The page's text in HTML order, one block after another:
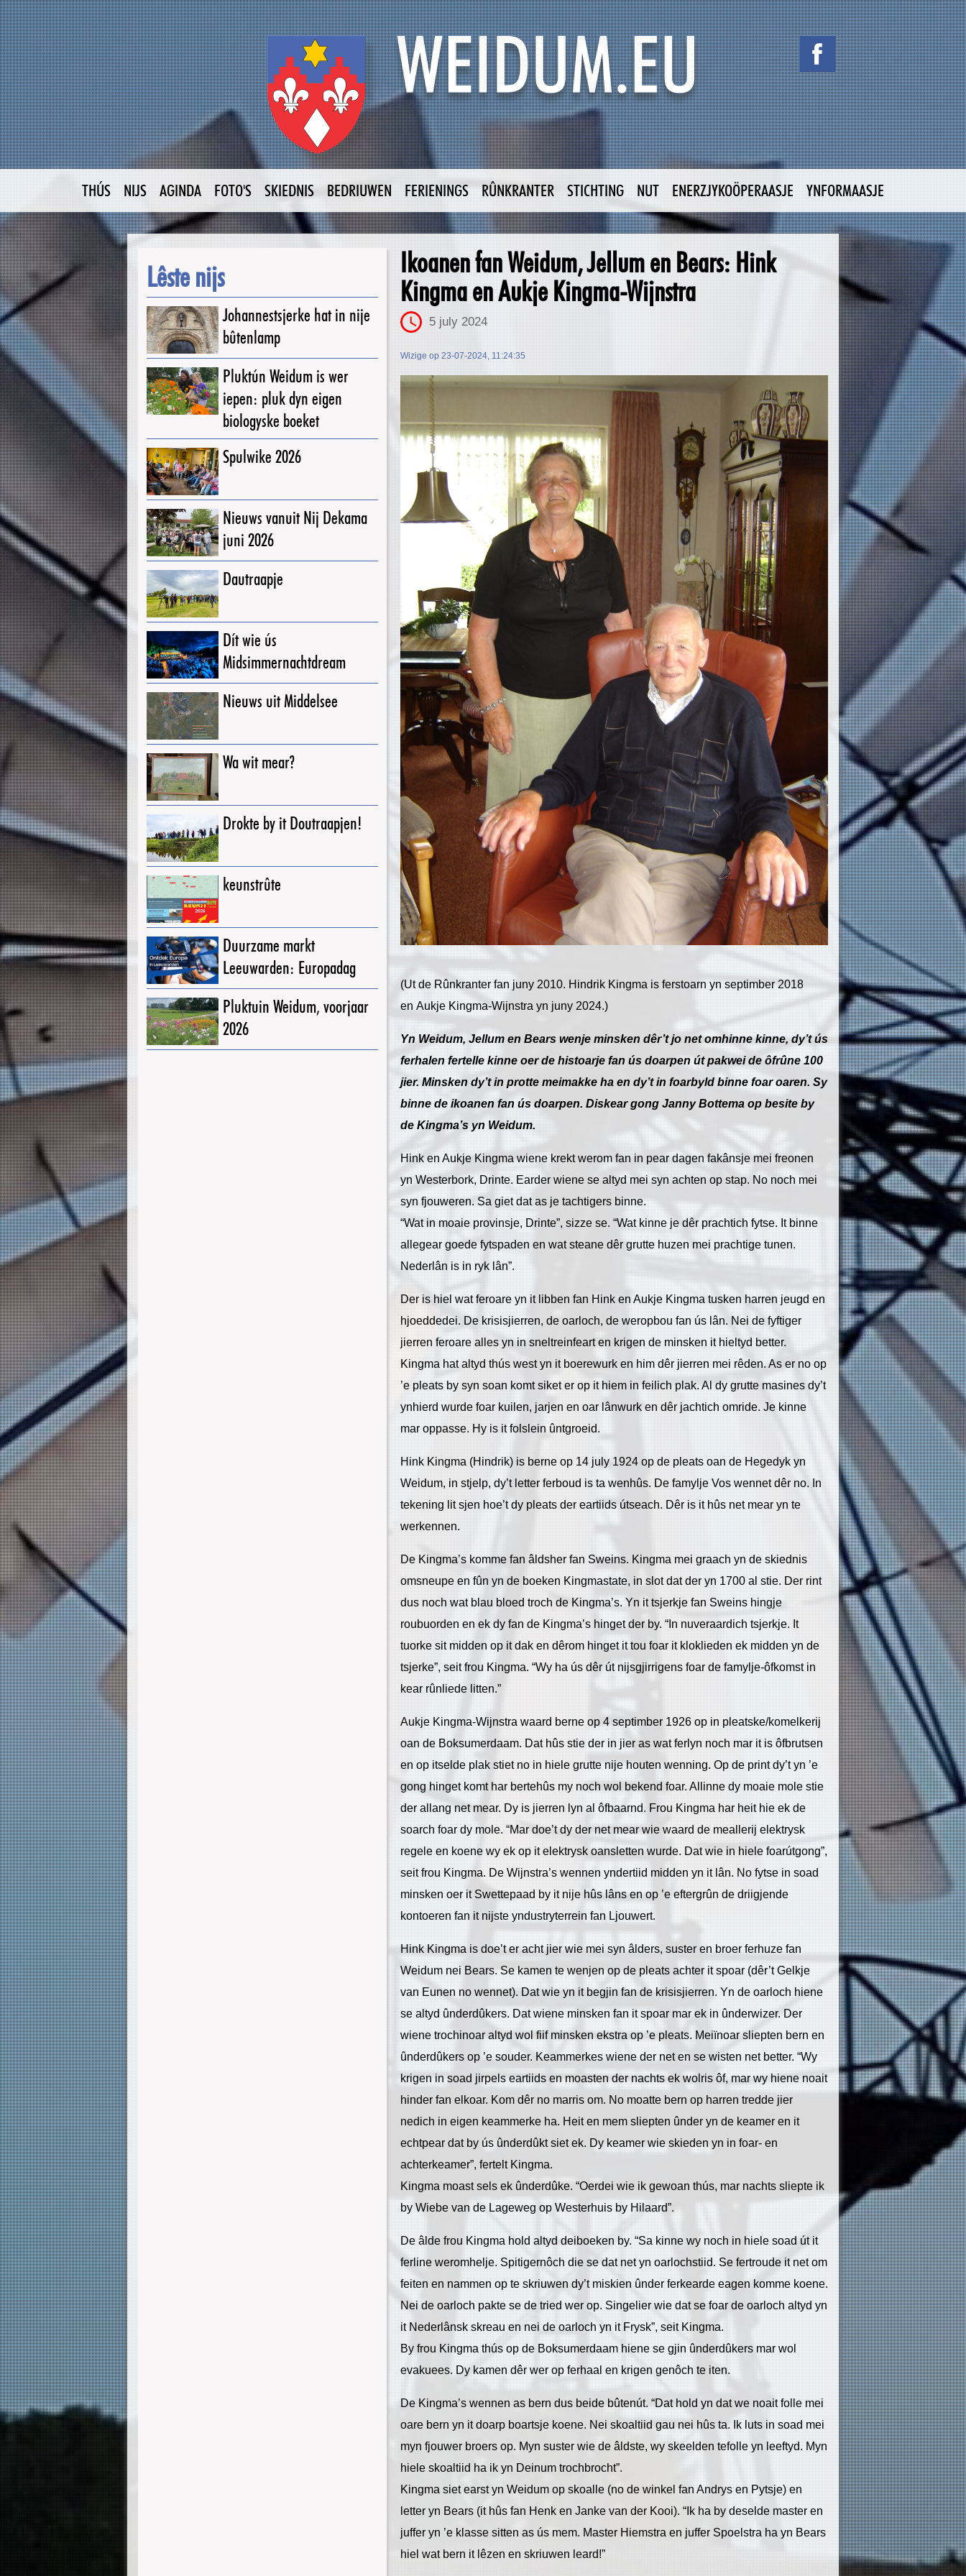
THÚS NIJS AGINDA FOTO'S SKIEDNIS BEDRIUWEN FERIENINGS RÛNKRANTER STICHTING NUT ENERZJYKOÖPERAASJE YNFORMAASJE
Lêste nijs
Johannestsjerke hat in nije
bûtenlamp
Pluktún Weidum is wer
iepen: pluk dyn eigen
biologyske boeket
Spulwike 2026
Nieuws vanuit Nij Dekama
juni 2026
Dautraapje
Dít wie ús
Midsimmernachtdream
Nieuws uit Middelsee
Wa wit mear?
Drokte by it Doutraapjen!
keunstrûte
Duurzame markt
Leeuwarden: Europadag
Pluktuin Weidum, voorjaar
2026
Ikoanen fan Weidum, Jellum en Bears: Hink
Kingma en Aukje Kingma-Wijnstra
5 july 2024
Wizige op 23-07-2024, 11:24:35
(Ut de Rûnkranter fan juny 2010. Hindrik Kingma is ferstoarn yn septimber 2018
en Aukje Kingma-Wijnstra yn juny 2024.)
Yn Weidum, Jellum en Bears wenje minsken dêr’t jo net omhinne kinne, dy’t ús
ferhalen fertelle kinne oer de histoarje fan ús doarpen út pakwei de ôfrûne 100
jier. Minsken dy’t in protte meimakke ha en dy’t in foarbyld binne foar oaren. Sy
binne de ikoanen fan ús doarpen. Diskear gong Janny Bottema op besite by
de Kingma’s yn Weidum.
Hink en Aukje Kingma wiene krekt werom fan in pear dagen fakânsje mei freonen
yn Westerbork, Drinte. Earder wiene se altyd mei syn achten op stap. No noch mei
syn fjouweren. Sa giet dat as je tachtigers binne.
“Wat in moaie provinsje, Drinte”, sizze se. “Wat kinne je dêr prachtich fytse. It binne
allegear goede fytspaden en wat steane dêr grutte huzen mei prachtige tunen.
Nederlân is in ryk lân”.
Der is hiel wat feroare yn it libben fan Hink en Aukje Kingma tusken harren jeugd en
hjoeddedei. De krisisjierren, de oarloch, de weropbou fan ús lân. Nei de fyftiger
jierren feroare alles yn in sneltreinfeart en krigen de minsken it hieltyd better.
Kingma hat altyd thús west yn it boerewurk en him dêr jierren mei rêden. As er no op
’e pleats by syn soan komt siket er op it hiem in feilich plak. Al dy grutte masines dy’t
ynhierd wurde foar kuilen, jarjen en oar lânwurk en dêr jachtich omride. Je kinne
mar oppasse. Hy is it folslein ûntgroeid.
Hink Kingma (Hindrik) is berne op 14 july 1924 op de pleats oan de Hegedyk yn
Weidum, in stjelp, dy’t letter ferboud is ta wenhûs. De famylje Vos wennet dêr no. In
tekening lit sjen hoe’t dy pleats der eartiids útseach. Dêr is it hûs net mear yn te
werkennen.
De Kingma’s komme fan âldsher fan Sweins. Kingma mei graach yn de skiednis
omsneupe en fûn yn de boeken Kingmastate, in slot dat der yn 1700 al stie. Der rint
dus noch wat blau bloed troch de Kingma’s. Yn it tsjerkje fan Sweins hingje
roubuorden en ek dy fan de Kingma’s hinget der by. “In nuveraardich tsjerkje. It
tuorke sit midden op it dak en dêrom hinget it tou foar it kloklieden ek midden yn de
tsjerke”, seit frou Kingma. “Wy ha ús dêr út nijsgjirrigens foar de famylje-ôfkomst in
kear rûnliede litten.”
Aukje Kingma-Wijnstra waard berne op 4 septimber 1926 op in pleatske/komelkerij
oan de Boksumerdaam. Dat hûs stie der in jier as wat ferlyn noch mar it is ôfbrutsen
en op itselde plak stiet no in hiele grutte nije houten wenning. Op de print dy’t yn ’e
gong hinget komt har bertehûs my noch wol bekend foar. Allinne dy moaie mole stie
der allang net mear. Dy is jierren lyn al ôfbaarnd. Frou Kingma har heit hie ek de
soarch foar dy mole. “Mar doe’t dy der net mear wie waard de meallerij elektrysk
regele en koene wy ek op it elektrysk oansletten wurde. Dat wie in hiele foarútgong”,
seit frou Kingma. De Wijnstra’s wennen yndertiid midden yn it lân. No fytse in soad
minsken oer it Swettepaad by it nije hûs lâns en op ’e eftergrûn de driigjende
kontoeren fan it nijste yndustryterrein fan Ljouwert.
Hink Kingma is doe’t er acht jier wie mei syn âlders, suster en broer ferhuze fan
Weidum nei Bears. Se kamen te wenjen op de pleats achter it spoar (dêr’t Gelkje
van Eunen no wennet). Dat wie yn it begjin fan de krisisjierren. Yn de oarloch hiene
se altyd ûnderdûkers. Dat wiene minsken fan it spoar mar ek in ûnderwizer. Der
wiene trochinoar altyd wol fiif minsken ekstra op ’e pleats. Meiïnoar sliepten bern en
ûnderdûkers op ’e souder. Keammerkes wiene der net en se wisten net better. “Wy
krigen in soad jirpels eartiids en moasten der nachts ek wolris ôf, mar wy hiene noait
hinder fan elkoar. Kom dêr no marris om. No moatte bern op harren tredde jier
nedich in eigen keammerke ha. Heit en mem sliepten ûnder yn de keamer en it
echtpear dat by ús ûnderdûkt siet ek. Dy keamer wie skieden yn in foar- en
achterkeamer”, fertelt Kingma.
Kingma moast sels ek ûnderdûke. “Oerdei wie ik gewoan thús, mar nachts sliepte ik
by Wiebe van de Lageweg op Westerhuis by Hilaard”.
De âlde frou Kingma hold altyd deiboeken by. “Sa kinne wy noch in hiele soad út it
ferline weromhelje. Spitigernôch die se dat net yn oarlochstiid. Se fertroude it net om
feiten en nammen op te skriuwen dy’t miskien ûnder ferkearde eagen komme koene.
Nei de oarloch pakte se de tried wer op. Singelier wie dat se foar de oarloch altyd yn
it Nederlânsk skreau en nei de oarloch yn it Frysk”, seit Kingma.
By frou Kingma thús op de Boksumerdaam hiene se gjin ûnderdûkers mar wol
evakuees. Dy kamen dêr wer op ferhaal en krigen genôch te iten.
De Kingma’s wennen as bern dus beide bûtenút. “Dat hold yn dat we noait folle mei
oare bern yn it doarp boartsje koene. Nei skoaltiid gau nei hûs ta. Ik luts in soad mei
myn fjouwer broers op. Myn suster wie de âldste, wy skeelden tefolle yn leeftyd. Myn
hiele skoaltiid ha ik yn Deinum trochbrocht”.
Kingma siet earst yn Weidum op skoalle (no de winkel fan Andrys en Pytsje) en
letter yn Bears (it hûs fan Henk en Janke van der Kooi). “Ik ha by deselde master en
juffer yn ’e klasse sitten as ús mem. Master Hiemstra en juffer Spoelstra ha yn Bears
hiel wat bern it lêzen en skriuwen leard!”